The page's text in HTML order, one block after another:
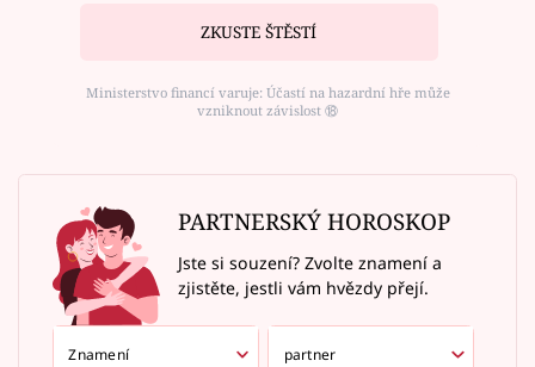
ZKUSTE ŠTĚSTÍ
Ministerstvo financí varuje: Účastí na hazardní hře může
vzniknout závislost ⑱
PARTNERSKÝ HOROSKOP
Jste si souzení? Zvolte znamení a
zjistěte, jestli vám hvězdy přejí.